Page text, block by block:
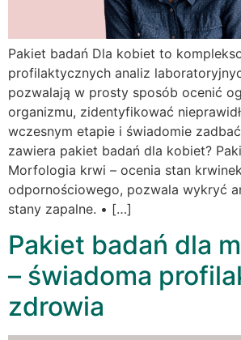
Pakiet badań Dla kobiet to
profilaktycznych analiz
pozwalają w prosty sposób ocenić
organizmu, zidentyfikować
wczesnym etapie i świadomie
zawiera pakiet badań dla kobiet?
Morfologia krwi – ocenia stan
odpornościowego, pozwala wykryć
stany zapalne. • […]
Pakiet badań dla
– świadoma
zdrowia